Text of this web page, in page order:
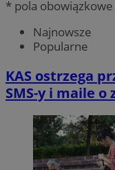
* pola obowiązkowe
Najnowsze
Popularne
KAS ostrzega
SMS-y i maile